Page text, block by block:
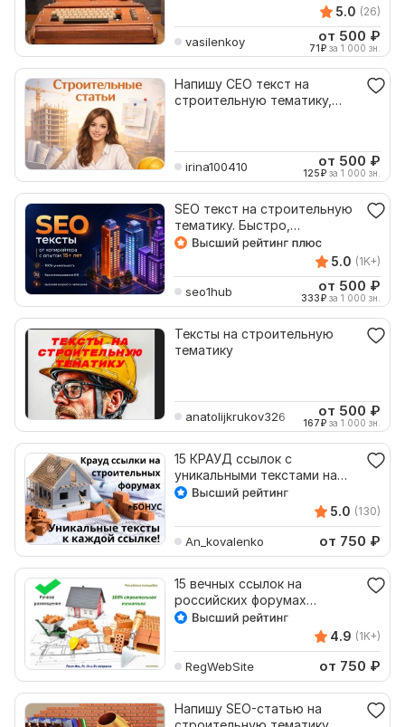
5.0 (26)
vasilenkoy от 500 ₽
71₽ за 1 000 зн.
Напишу СЕО текст на
строительную тематику,
irina100410 от 500 ₽
125₽ за 1 000 зн.
SEO текст на строительную
тематику. Быстро,
качественно, со вкусом
5.0 (1K+)
seo1hub от 500 ₽
333₽ за 1 000 зн.
Тексты на строительную
тематику
anatolijkrukov326 от 500 ₽
167₽ за 1 000 зн.
15 КРАУД ссылок с
уникальными текстами на
строительных форумах
5.0 (130)
An_kovalenko от 750 ₽
15 вечных ссылок на
российских форумах
строительной тематики
4.9 (1K+)
RegWebSite от 750 ₽
Напишу SEO-статью на